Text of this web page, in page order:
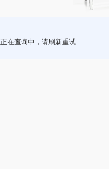
正在查询中，请刷新重试